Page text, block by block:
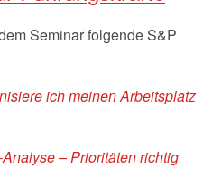
Seminar folgende S&P
ich meinen Arbeitsplatz
– Prioritäten richtig